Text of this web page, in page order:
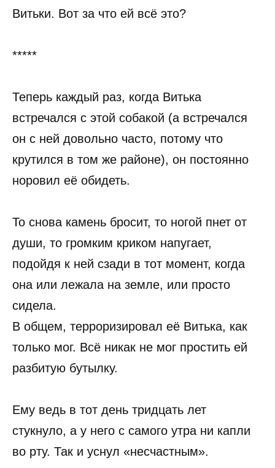
Витьки. Вот за что ей всё это?
*****
Теперь каждый раз, когда Витька
встречался с этой собакой (а встречался
он с ней довольно часто, потому что
крутился в том же районе), он постоянно
норовил её обидеть.
То снова камень бросит, то ногой пнет от
души, то громким криком напугает,
подойдя к ней сзади в тот момент, когда
она или лежала на земле, или просто
сидела.
В общем, терроризировал её Витька, как
только мог. Всё никак не мог простить ей
разбитую бутылку.
Ему ведь в тот день тридцать лет
стукнуло, а у него с самого утра ни капли
во рту. Так и уснул «несчастным».